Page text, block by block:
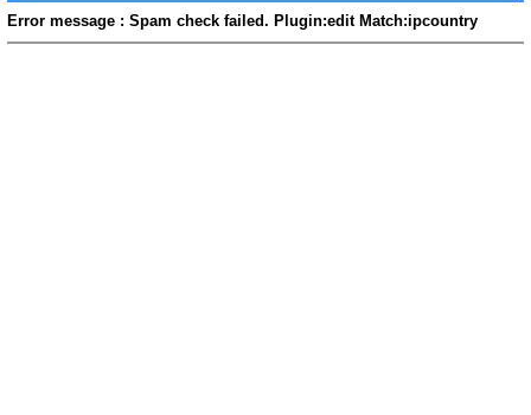
Error message : Spam check failed. Plugin:edit Match:ipcountry